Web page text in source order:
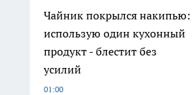
Чайник покрылся накипью:
использую один кухонный
продукт - блестит без
усилий
01:00